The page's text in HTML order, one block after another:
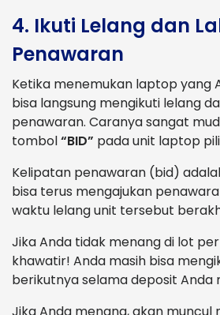
4. Ikuti Lelang dan
Penawaran
Ketika menemukan laptop yang
bisa langsung mengikuti lelang
penawaran. Caranya sangat
tombol“BID” pada unit laptop
Kelipatan penawaran (bid)
bisa terus mengajukan
waktu lelang unit tersebut
Jika Anda tidak menang di lot
khawatir! Anda masih bisa
berikutnya selama deposit Anda